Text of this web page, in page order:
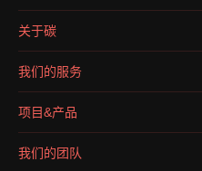
关于碳
我们的服务
项目&产品
我们的团队